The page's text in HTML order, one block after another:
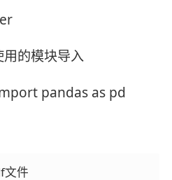
的模块导入
pandas as pd
文件